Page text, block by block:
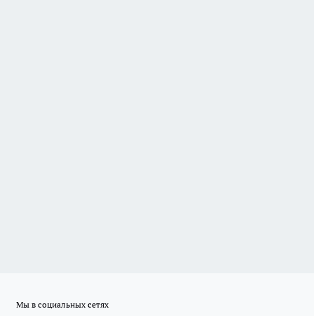
Мы в социальных сетях